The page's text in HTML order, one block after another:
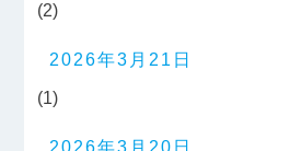
(2)
2026年3月21日
(1)
2026年3月20日